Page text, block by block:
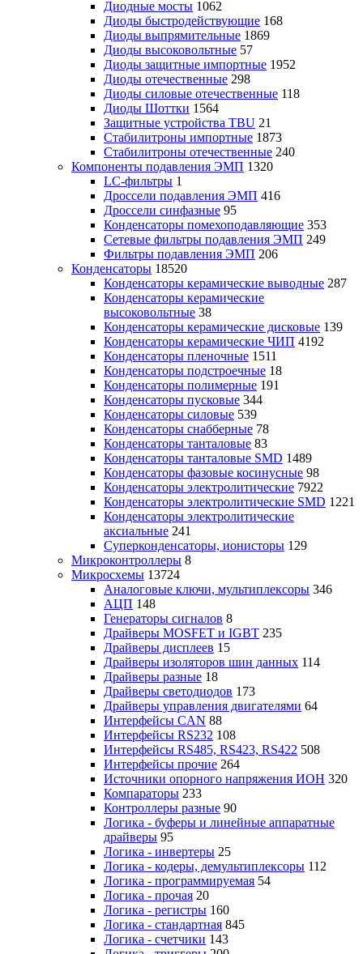
Диодные мосты 1062
Диоды быстродействующие 168
Диоды выпрямительные 1869
Диоды высоковольтные 57
Диоды защитные импортные 1952
Диоды отечественные 298
Диоды силовые отечественные 118
Диоды Шоттки 1564
Защитные устройства TBU 21
Стабилитроны импортные 1873
Стабилитроны отечественные 240
Компоненты подавления ЭМП 1320
LC-фильтры 1
Дроссели подавления ЭМП 416
Дроссели синфазные 95
Конденсаторы помехоподавляющие 353
Сетевые фильтры подавления ЭМП 249
Фильтры подавления ЭМП 206
Конденсаторы 18520
Конденсаторы керамические выводные 287
Конденсаторы керамические
высоковольтные 38
Конденсаторы керамические дисковые 139
Конденсаторы керамические ЧИП 4192
Конденсаторы пленочные 1511
Конденсаторы подстроечные 18
Конденсаторы полимерные 191
Конденсаторы пусковые 344
Конденсаторы силовые 539
Конденсаторы снабберные 78
Конденсаторы танталовые 83
Конденсаторы танталовые SMD 1489
Конденсаторы фазовые косинусные 98
Конденсаторы электролитические 7922
Конденсаторы электролитические SMD 1221
Конденсаторы электролитические
аксиальные 241
Суперконденсаторы, ионисторы 129
Микроконтроллеры 8
Микросхемы 13724
Аналоговые ключи, мультиплексоры 346
АЦП 148
Генераторы сигналов 8
Драйверы MOSFET и IGBT 235
Драйверы дисплеев 15
Драйверы изоляторов шин данных 114
Драйверы разные 18
Драйверы светодиодов 173
Драйверы управления двигателями 64
Интерфейсы CAN 88
Интерфейсы RS232 108
Интерфейсы RS485, RS423, RS422 508
Интерфейсы прочие 264
Источники опорного напряжения ИОН 320
Компараторы 233
Контроллеры разные 90
Логика - буферы и линейные аппаратные
драйверы 95
Логика - инвертеры 25
Логика - кодеры, демультиплексоры 112
Логика - программируемая 54
Логика - прочая 20
Логика - регистры 160
Логика - стандартная 845
Логика - счетчики 143